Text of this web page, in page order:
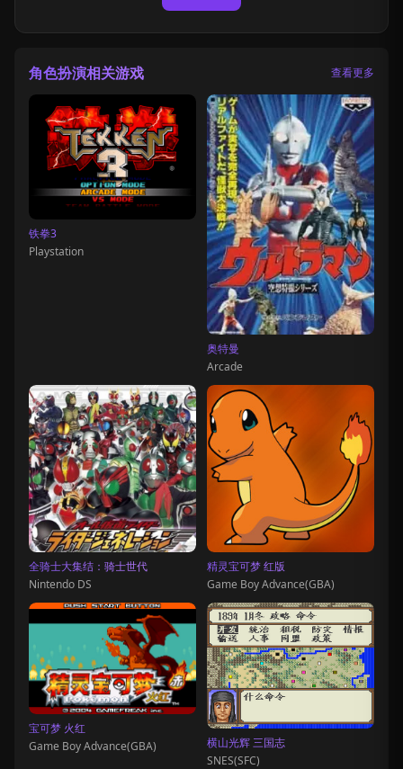
角色扮演相关游戏 查看更多
铁拳3
Playstation
奥特曼
Arcade
全骑士大集结：骑士世代
Nintendo DS
精灵宝可梦 红版
Game Boy Advance(GBA)
宝可梦 火红
Game Boy Advance(GBA)
横山光辉 三国志
SNES(SFC)